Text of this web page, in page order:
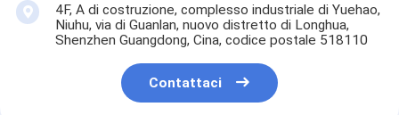
4F, A di costruzione, complesso industriale di Yuehao,
Niuhu, via di Guanlan, nuovo distretto di Longhua,
Shenzhen Guangdong, Cina, codice postale 518110
Contattaci